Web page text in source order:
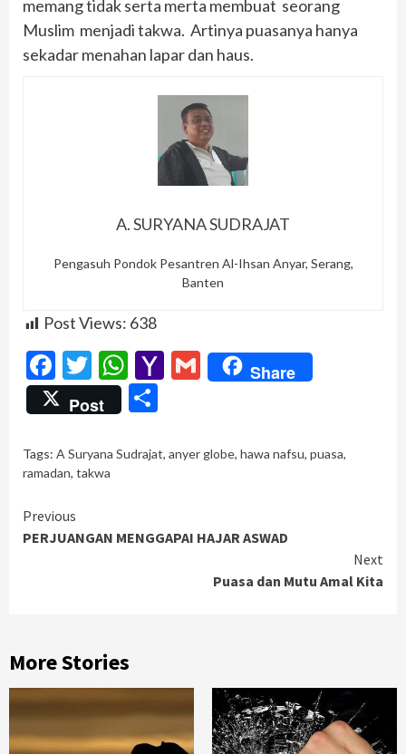
memang tidak serta merta membuat seorang
Muslim menjadi takwa. Artinya puasanya hanya
sekadar menahan lapar dan haus.
A. SURYANA SUDRAJAT
Pengasuh Pondok Pesantren Al-Ihsan Anyar, Serang,
Banten
Post Views: 638
Facebook
Twitter
WhatsApp
Yahoo
Mail
GmailShare
Post
Tags: A Suryana Sudrajat, anyer globe, hawa nafsu, puasa,
ramadan, takwa
Continue
Reading
Previous
PERJUANGAN MENGGAPAI HAJAR ASWAD
Next
Puasa dan Mutu Amal Kita
More Stories